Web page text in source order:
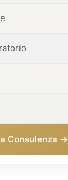
Consulenza →